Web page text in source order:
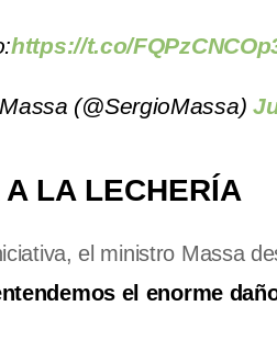
https://t.co/
(@SergioMassa)
LA LECHERÍA
el ministro Massa
el enorme